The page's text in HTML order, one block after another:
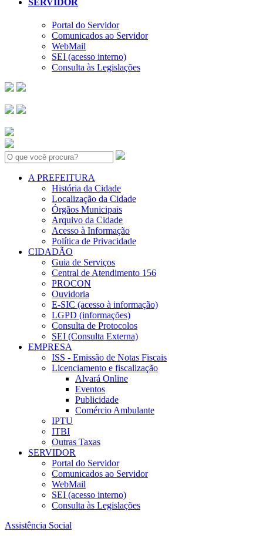
Portal do Servidor
Comunicados ao Servidor
WebMail
SEI (acesso interno)
Consulta às Legislações
Search:
A PREFEITURA
História da Cidade
Localização da Cidade
Órgãos Municipais
Arquivo da Cidade
Acesso à Informação
Política de Privacidade
CIDADÃO
Guia de Serviços
Central de Atendimento 156
PROCON
Ouvidoria
E-SIC (acesso à informação)
LGPD (informações)
Consulta de Protocolos
SEI (Consulta Externa)
EMPRESA
ISS - Emissão de Notas Fiscais
Licenciamento e fiscalização
Alvará Online
Eventos
Publicidade
Comércio Ambulante
IPTU
ITBI
Outras Taxas
SERVIDOR
Portal do Servidor
Comunicados ao Servidor
WebMail
SEI (acesso interno)
Consulta às Legislações
Assistência Social